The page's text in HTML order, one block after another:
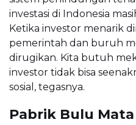
investasi di Indonesia
Ketika investor menarik
pemerintah dan buruh
dirugikan. Kita butuh
investor tidak bisa
sosial, tegasnya.
Pabrik Bulu